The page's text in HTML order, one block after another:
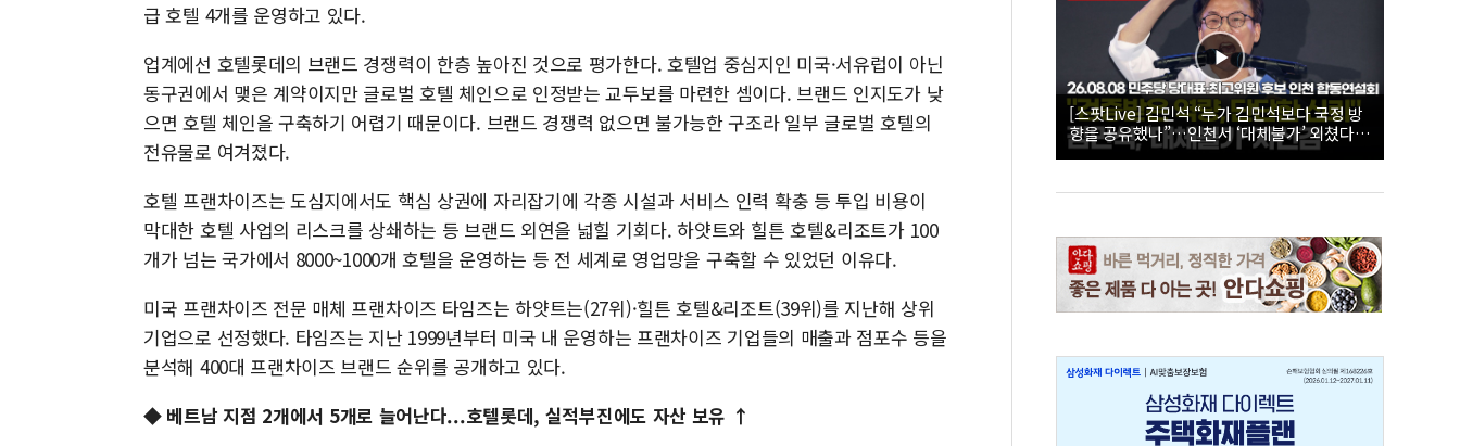
급 호텔 4개를 운영하고 있다.
업계에선 호텔롯데의 브랜드 경쟁력이 한층 높아진 것으로 평가한다. 호텔업 중심지인 미국·서유럽이 아닌
동구권에서 맺은 계약이지만 글로벌 호텔 체인으로 인정받는 교두보를 마련한 셈이다. 브랜드 인지도가 낮
으면 호텔 체인을 구축하기 어렵기 때문이다. 브랜드 경쟁력 없으면 불가능한 구조라 일부 글로벌 호텔의
전유물로 여겨졌다.
호텔 프랜차이즈는 도심지에서도 핵심 상권에 자리잡기에 각종 시설과 서비스 인력 확충 등 투입 비용이
막대한 호텔 사업의 리스크를 상쇄하는 등 브랜드 외연을 넓힐 기회다. 하얏트와 힐튼 호텔&리조트가 100
개가 넘는 국가에서 8000~1000개 호텔을 운영하는 등 전 세계로 영업망을 구축할 수 있었던 이유다.
미국 프랜차이즈 전문 매체 프랜차이즈 타임즈는 하얏트는(27위)·힐튼 호텔&리조트(39위)를 지난해 상위
기업으로 선정했다. 타임즈는 지난 1999년부터 미국 내 운영하는 프랜차이즈 기업들의 매출과 점포수 등을
분석해 400대 프랜차이즈 브랜드 순위를 공개하고 있다.
◆ 베트남 지점 2개에서 5개로 늘어난다...호텔롯데, 실적부진에도 자산 보유 ↑
[스팟Live] 김민석 “누가 김민석보다 국정 방
향을 공유했나”…인천서 ‘대체불가’ 외쳤다 |
26.08.08 더불어민주당 당대표·최고위원 후